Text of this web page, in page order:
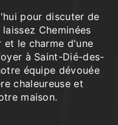
pour discuter de
Cheminées
le charme d'une
à Saint-Dié-des-
équipe dévouée
chaleureuse et
maison.